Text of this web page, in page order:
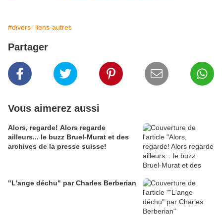
#divers- liens-autres
Partager
Vous aimerez aussi
Alors, regarde! Alors regarde
ailleurs... le buzz Bruel-Murat et des
archives de la presse suisse!
"L'ange déchu" par Charles Berberian